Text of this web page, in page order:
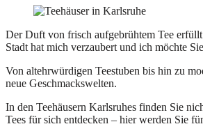
Der Duft von frisch aufgebrühtem Tee
Stadt hat mich verzaubert und ich möchte
Von altehrwürdigen Teestuben bis hin zu
neue Geschmackswelten.
In den Teehäusern Karlsruhes finden Sie
Tees für sich entdecken – hier werden Sie